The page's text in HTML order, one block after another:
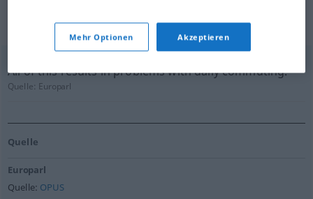
All of this results in problems with daily commuting.
Quelle: Europarl
Quelle
Europarl
Quelle: OPUS
Mehr Optionen Akzeptieren